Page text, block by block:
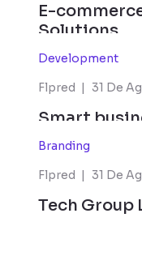
E-
Solutions
Development
Flpred
31 De
Smart
Branding
Flpred
31 De
Tech Group